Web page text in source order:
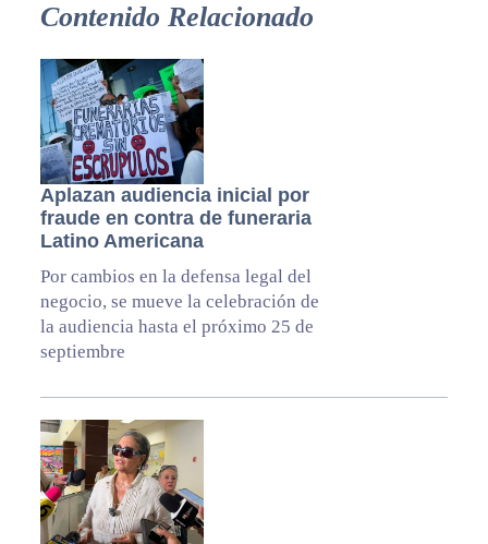
Contenido Relacionado
Aplazan audiencia inicial por
fraude en contra de funeraria
Latino Americana
Por cambios en la defensa legal del
negocio, se mueve la celebración de
la audiencia hasta el próximo 25 de
septiembre